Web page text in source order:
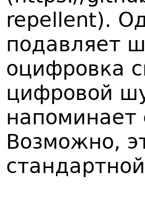
repellent).
подавляет
оцифровка
цифровой
напоминает
Возможно,